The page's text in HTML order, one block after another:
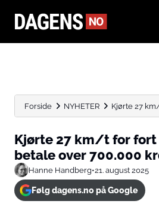
Forside NYHETER Kjørte 27
Kjørte 27 km/t for fort
betale over 700.000
Hanne Handberg•21. august 2025
Følg dagens.no på Google